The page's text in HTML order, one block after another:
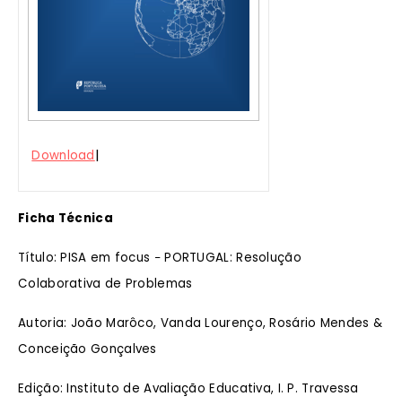
Download|
Ficha Técnica
Título: PISA em focus − PORTUGAL: Resolução
Colaborativa de Problemas
Autoria: João Marôco, Vanda Lourenço, Rosário Mendes &
Conceição Gonçalves
Edição: Instituto de Avaliação Educativa, I. P. Travessa